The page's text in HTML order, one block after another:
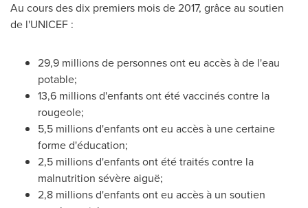
Au cours des dix premiers mois de 2017, grâce au soutien
de l'UNICEF :
29,9 millions de personnes ont eu accès à de l'eau
potable;
13,6 millions d'enfants ont été vaccinés contre la
rougeole;
5,5 millions d'enfants ont eu accès à une certaine
forme d'éducation;
2,5 millions d'enfants ont été traités contre la
malnutrition sévère aiguë;
2,8 millions d'enfants ont eu accès à un soutien